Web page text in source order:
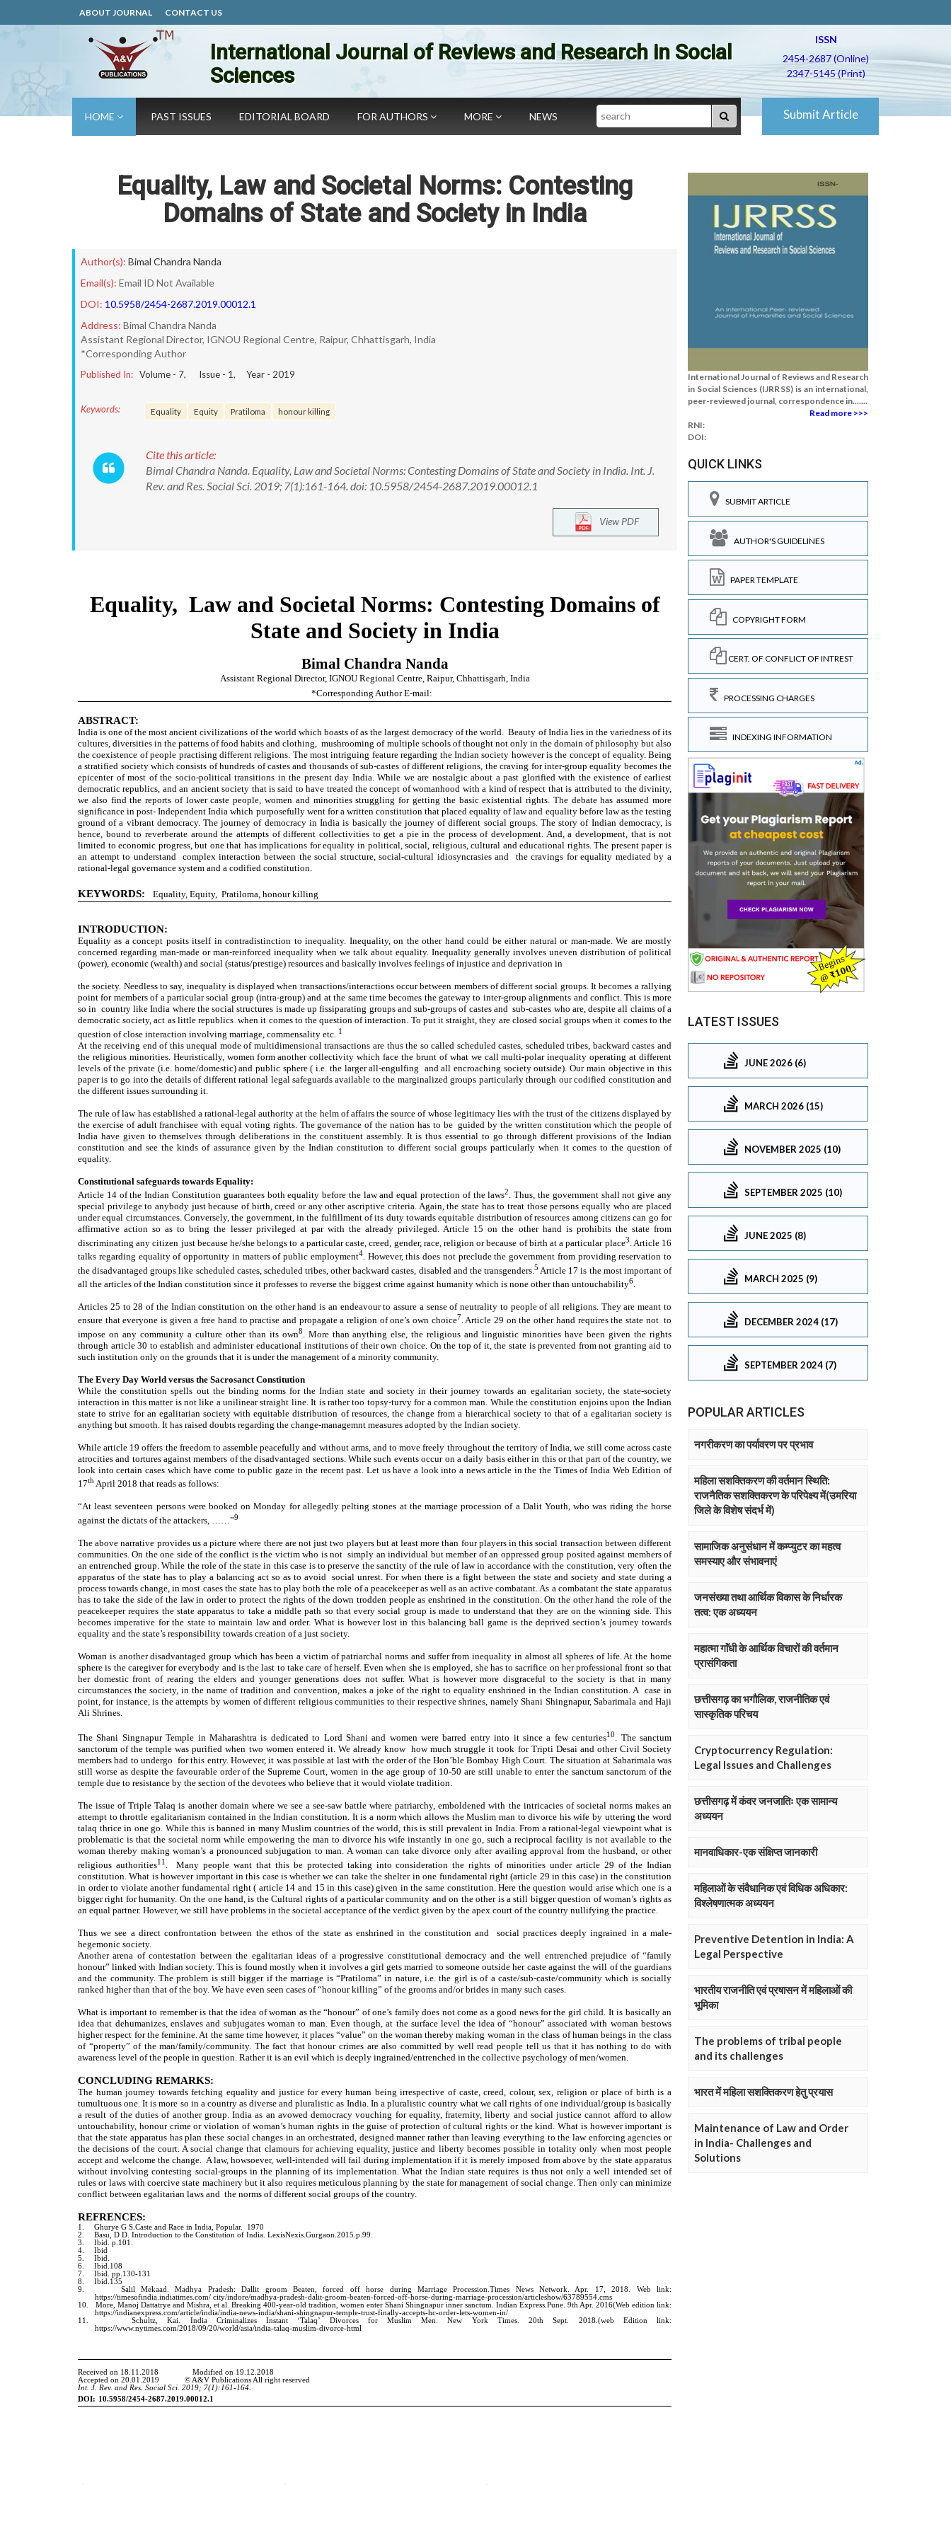
ABOUT JOURNAL CONTACT US
International Journal of Reviews and Research in Social
Sciences
ISSN
2454-2687 (Online)
2347-5145 (Print)
HOME PAST ISSUES EDITORIAL BOARD FOR AUTHORS MORE NEWS Search Submit Article
Equality, Law and Societal Norms: Contesting
Domains of State and Society in India
Author(s): Bimal Chandra Nanda
Email(s): Email ID Not Available
DOI: 10.5958/2454-2687.2019.00012.1
Address: Bimal Chandra Nanda
Assistant Regional Director, IGNOU Regional Centre, Raipur, Chhattisgarh, India
*Corresponding Author
Published In: Volume - 7, Issue - 1, Year - 2019
Keywords: Equality Equity Pratiloma honour killing
Cite this article:
Bimal Chandra Nanda. Equality, Law and Societal Norms: Contesting Domains of State and Society in India. Int. J.
Rev. and Res. Social Sci. 2019; 7(1):161-164. doi: 10.5958/2454-2687.2019.00012.1
View PDF
International Journal of Reviews and Research
in Social Sciences (IJRRSS) is an international,
peer-reviewed journal, correspondence in.......
Read more >>>
RNI:
DOI:
QUICK LINKS
SUBMIT ARTICLE
AUTHOR'S GUIDELINES
PAPER TEMPLATE
COPYRIGHT FORM
CERT. OF CONFLICT OF INTREST
PROCESSING CHARGES
INDEXING INFORMATION
LATEST ISSUES
JUNE 2026 (6)
MARCH 2026 (15)
NOVEMBER 2025 (10)
SEPTEMBER 2025 (10)
JUNE 2025 (8)
MARCH 2025 (9)
DECEMBER 2024 (17)
SEPTEMBER 2024 (7)
POPULAR ARTICLES
नगरीकरण का पर्यावरण पर प्रभाव
महिला सशक्तिकरण की वर्तमान स्थिति:
राजनैतिक सशक्तिकरण के परिपेक्ष्य में(उमरिया
जिले के विशेष संदर्भ में)
सामाजिक अनुसंधान में कम्प्युटर का महत्व
समस्याए और संभावनाएं
जनसंख्या तथा आर्थिक विकास के निर्धारक
तत्व: एक अध्ययन
महात्मा गाॅंधी के आर्थिक विचारों की वर्तमान
प्रासंगिकता
छत्तीसगढ़ का भगौलिक, राजनीतिक एवं
सास्कृतिक परिचय
Cryptocurrency Regulation:
Legal Issues and Challenges
छत्तीसगढ़ में कंवर जनजातिः एक सामान्य
अध्ययन
मानवाधिकार-एक संक्षिप्त जानकारी
महिलाओं के संवैधानिक एवं विधिक अधिकार:
विश्लेषणात्मक अध्ययन
Preventive Detention in India: A
Legal Perspective
भारतीय राजनीति एवं प्रषासन में महिलाओं की
भूमिका
The problems of tribal people
and its challenges
भारत में महिला सशक्तिकरण हेतु प्रयास
Maintenance of Law and Order
in India- Challenges and
Solutions